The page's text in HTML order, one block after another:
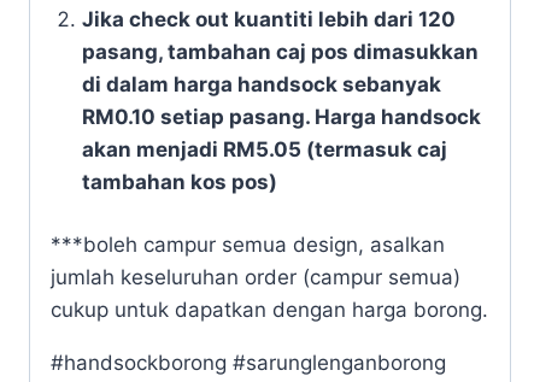
Jika check out kuantiti lebih dari 120
pasang, tambahan caj pos dimasukkan
di dalam harga handsock sebanyak
RM0.10 setiap pasang. Harga handsock
akan menjadi RM5.05 (termasuk caj
tambahan kos pos)
***boleh campur semua design, asalkan
jumlah keseluruhan order (campur semua)
cukup untuk dapatkan dengan harga borong.
#handsockborong #sarunglenganborong